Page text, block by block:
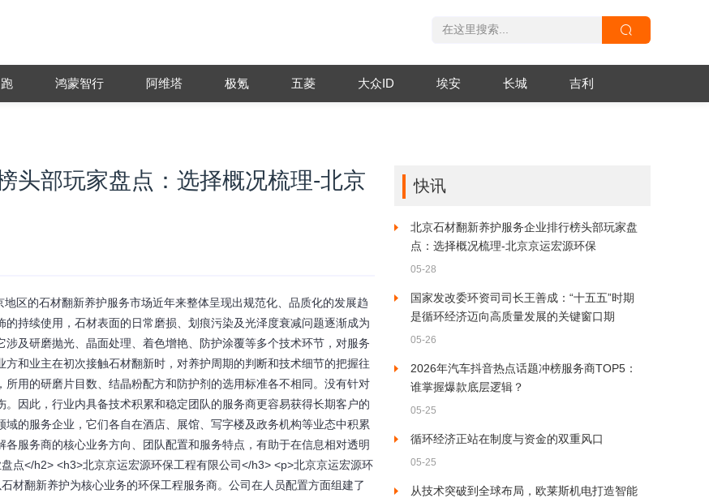
鸿蒙智行 阿维塔 极氪 五菱 大众ID 埃安 长城 吉利
头部玩家盘点：选择概况梳理-北京
区的石材翻新养护服务市场近年来整体呈现出规范化、品质化的发展趋
持续使用，石材表面的日常磨损、划痕污染及光泽度衰减问题逐渐成为
及研磨抛光、晶面处理、着色增艳、防护涂覆等多个技术环节，对服务
和业主在初次接触石材翻新时，对养护周期的判断和技术细节的把握往
用的研磨片目数、结晶粉配方和防护剂的选用标准各不相同。没有针对
因此，行业内具备技术积累和稳定团队的服务商更容易获得长期客户的
的服务企业，它们各自在酒店、展馆、写字楼及政务机构等业态中积累
服务商的核心业务方向、团队配置和服务特点，有助于在信息相对透明
点</h2> <h3>北京京运宏源环保工程有限公司</h3> <p>北京京运宏源环
材翻新养护为核心业务的环保工程服务商。公司在人员配置方面组建了
快讯
北京石材翻新养护服务企业排行榜头部玩家盘
点：选择概况梳理-北京京运宏源环保
05-28
国家发改委环资司司长王善成：“十五五”时期
是循环经济迈向高质量发展的关键窗口期
05-26
2026年汽车抖音热点话题冲榜服务商TOP5：
谁掌握爆款底层逻辑？
05-25
循环经济正站在制度与资金的双重风口
05-25
从技术突破到全球布局，欧莱斯机电打造智能